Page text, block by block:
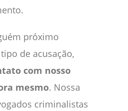
próximo
de acusação,
com nosso
mesmo. Nossa
criminalistas